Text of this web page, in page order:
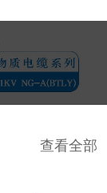
查看全部